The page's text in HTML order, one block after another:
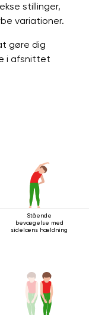
stillinger,
variationer.
gøre dig
i afsnittet
Stående
bevægelse med
sidelæns hældning